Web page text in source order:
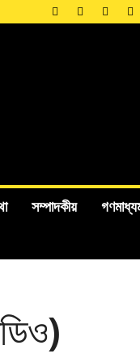
সম্পাদকীয়